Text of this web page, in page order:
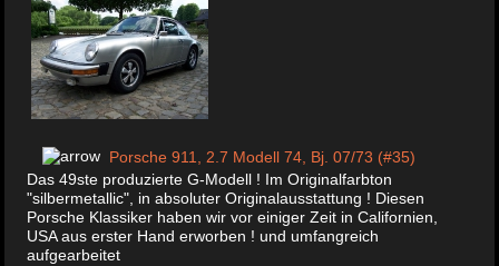
Porsche 911, 2.7 Modell 74, Bj. 07/73 (#35)
Das 49ste produzierte G-Modell ! Im Originalfarbton
"silbermetallic", in absoluter Originalausstattung ! Diesen
Porsche Klassiker haben wir vor einiger Zeit in Californien,
USA aus erster Hand erworben ! und umfangreich
aufgearbeitet